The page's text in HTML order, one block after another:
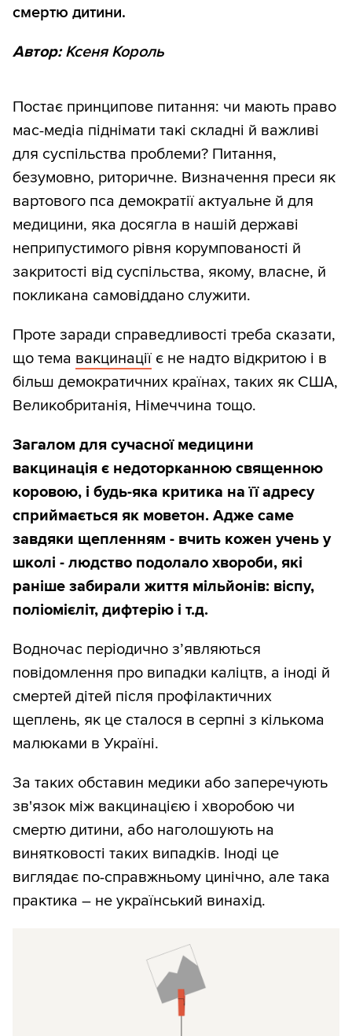
смертю дитини.
Автор:Ксеня Король
Постає принципове питання: чи мають право
мас-медіа піднімати такі складні й важливі
для суспільства проблеми? Питання,
безумовно, риторичне. Визначення преси як
вартового пса демократії актуальне й для
медицини, яка досягла в нашій державі
неприпустимого рівня корумпованості й
закритості від суспільства, якому, власне, й
покликана самовіддано служити.
Проте заради справедливості треба сказати,
що тема вакцинаціїє не надто відкритою і в
більш демократичних країнах, таких як США,
Великобританія, Німеччина тощо.
Загалом для сучасної медицини
вакцинація є недоторканною священною
коровою, і будь-яка критика на її адресу
сприймається як моветон. Адже саме
завдяки щепленням - вчить кожен учень у
школі - людство подолало хвороби, які
раніше забирали життя мільйонів: віспу,
поліомієліт, дифтерію і т.д.
Водночас періодично з’являються
повідомлення про випадки каліцтв, а іноді й
смертей дітей після профілактичних
щеплень, як це сталося в серпні з кількома
малюками в Україні.
За таких обставин медики або заперечують
зв'язок між вакцинацією і хворобою чи
смертю дитини, або наголошують на
винятковості таких випадків. Іноді це
виглядає по-справжньому цинічно, але така
практика – не український винахід.